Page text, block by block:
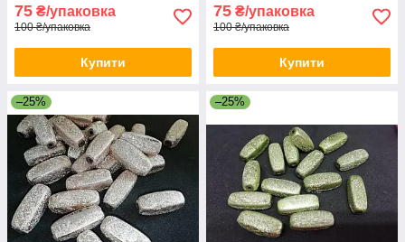
75 ₴/упаковка
100 ₴/упаковка
Купити
75 ₴/упаковка
100 ₴/упаковка
Купити
–25% –25%